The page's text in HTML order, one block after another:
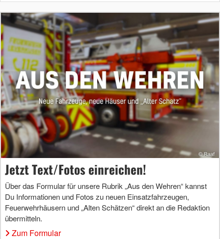
Jetzt Text/Fotos einreichen!
Über das Formular für unsere Rubrik „Aus den Wehren“ kannst
Du Informationen und Fotos zu neuen Einsatzfahrzeugen,
Feuerwehrhäusern und „Alten Schätzen“ direkt an die Redaktion
übermitteln.
Zum Formular